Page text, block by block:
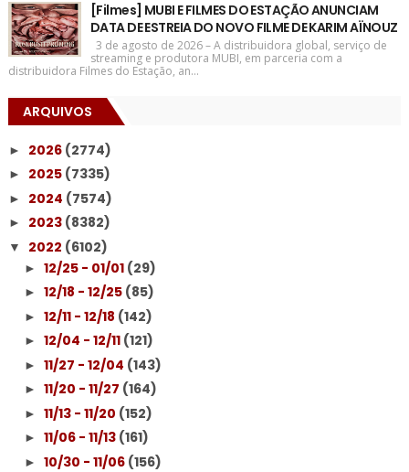
[Filmes] MUBI E FILMES DO ESTAÇÃO ANUNCIAM
DATA DE ESTREIA DO NOVO FILME DE KARIM AÏNOUZ
3 de agosto de 2026 – A distribuidora global, serviço de
streaming e produtora MUBI, em parceria com a
distribuidora Filmes do Estação, an...
ARQUIVOS
► 2026 (2774)
► 2025 (7335)
► 2024 (7574)
► 2023 (8382)
▼ 2022 (6102)
► 12/25 - 01/01 (29)
► 12/18 - 12/25 (85)
► 12/11 - 12/18 (142)
► 12/04 - 12/11 (121)
► 11/27 - 12/04 (143)
► 11/20 - 11/27 (164)
► 11/13 - 11/20 (152)
► 11/06 - 11/13 (161)
► 10/30 - 11/06 (156)